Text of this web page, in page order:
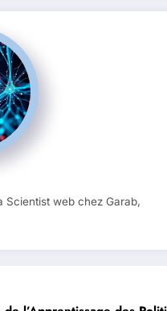
Scientist web chez Garab,